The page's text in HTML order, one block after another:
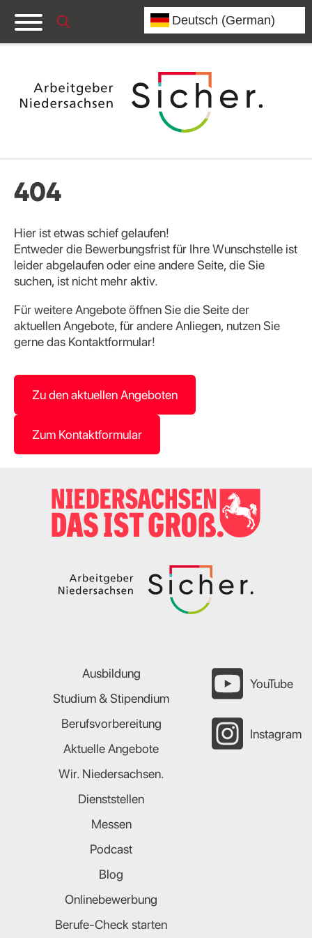
404
Hier ist etwas schief gelaufen!
Entweder die Bewerbungsfrist für Ihre Wunschstelle ist
leider abgelaufen oder eine andere Seite, die Sie
suchen, ist nicht mehr aktiv.
Für weitere Angebote öffnen Sie die Seite der
aktuellen Angebote, für andere Anliegen, nutzen Sie
gerne das Kontaktformular!
Zu den aktuellen Angeboten
Zum Kontaktformular
Ausbildung
Studium & Stipendium
Berufsvorbereitung
Aktuelle Angebote
Wir. Niedersachsen.
Dienststellen
Messen
Podcast
Blog
Onlinebewerbung
Berufe-Check starten
YouTube
Instagram